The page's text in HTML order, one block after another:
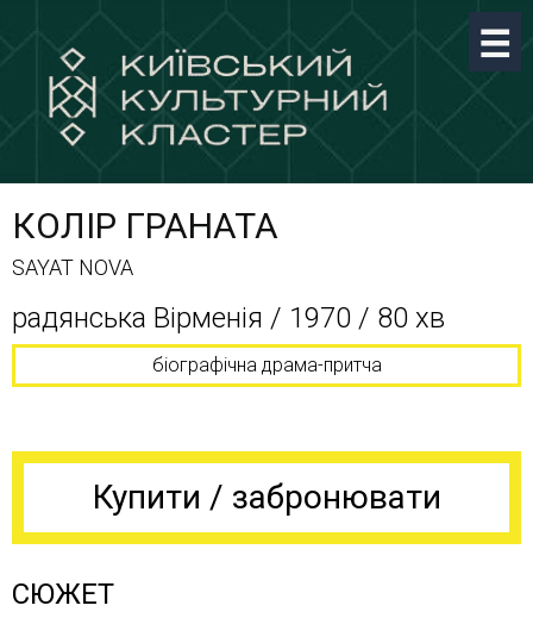
КОЛІР ГРАНАТА
SAYAT NOVA
радянська Вірменія / 1970 / 80 хв
біографічна драма-притча
Купити / забронювати
СЮЖЕТ